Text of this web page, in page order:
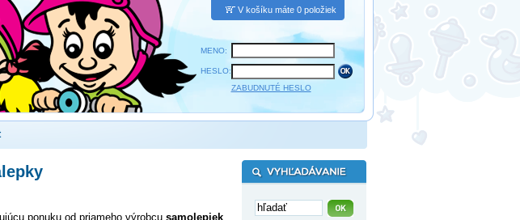
V košíku máte 0 položiek
MENO:
HESLO:
ZABUDNUTÉ HESLO
ponuku od priameho výrobcu samolepiek